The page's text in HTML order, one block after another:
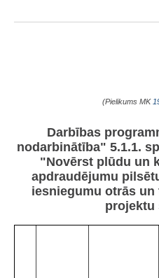
(Pielikums MK
Darbības
nodarbinātība" 5.1.1.
"Novērst plūdu un
apdraudējumu
iesniegumu otrās
projektu